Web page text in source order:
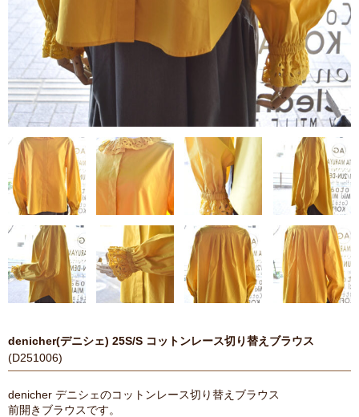
denicher(デニシェ) 25S/S コットンレース切り替えブラウス
(D251006)
denicher デニシェのコットンレース切り替えブラウス
前開きブラウスです。